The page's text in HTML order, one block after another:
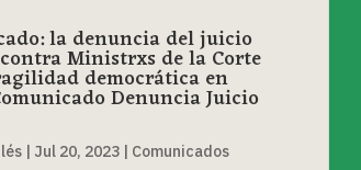
la denuncia del juicio
Ministrxs de la Corte
democrática en
Denuncia Juicio
| Jul 20, 2023| Comunicados